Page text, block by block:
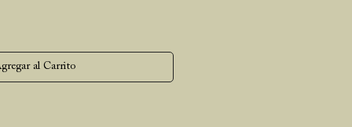
al Carrito